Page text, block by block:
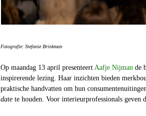
Fotografie: Stefanie Brinkman
Op maandag 13 april presenteert Aafje Nijman de
inspirerende lezing. Haar inzichten bieden
praktische handvatten om hun
date te houden. Voor interieurprofessionals geven